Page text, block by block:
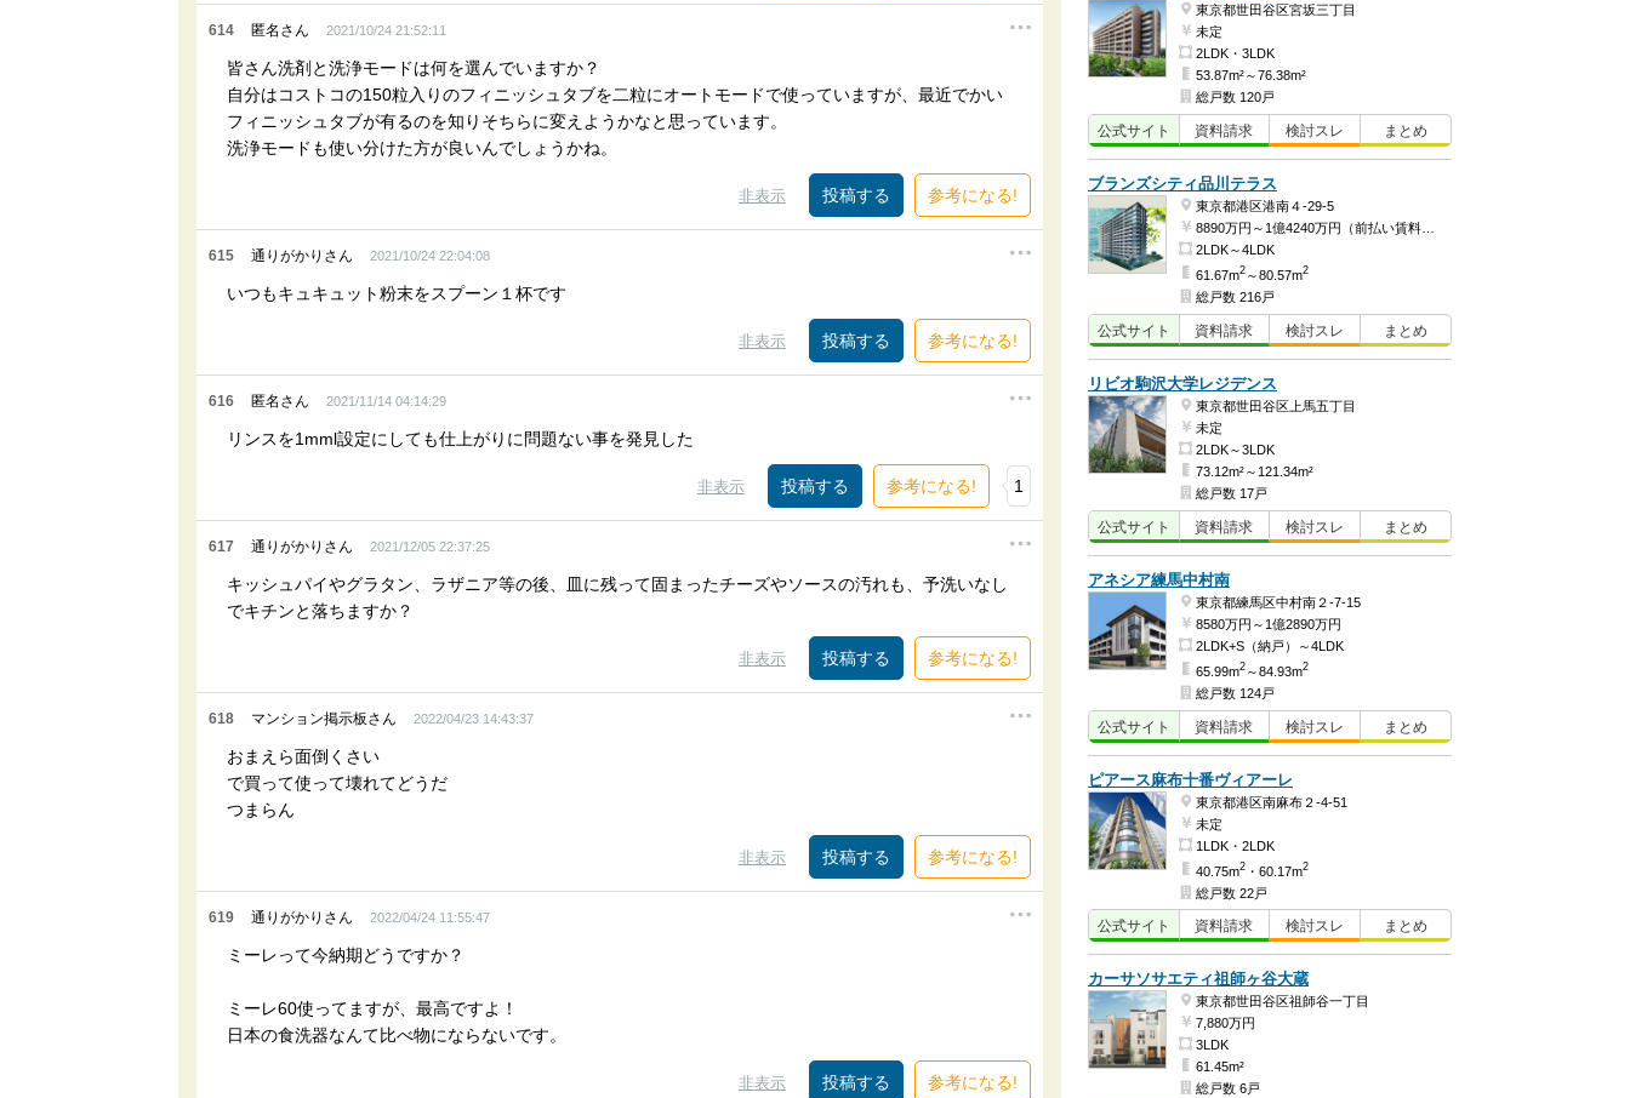
614 匿名さん 2021/10/24 21:52:11
皆さん洗剤と洗浄モードは何を選んでいますか？
自分はコストコの150粒入りのフィニッシュタブを二粒にオートモードで使っていますが、最近でかい
フィニッシュタブが有るのを知りそちらに変えようかなと思っています。
洗浄モードも使い分けた方が良いんでしょうかね。
非表示 参考になる!
615 通りがかりさん 2021/10/24 22:04:08
いつもキュキュット粉末をスプーン１杯です
非表示 参考になる!
616 匿名さん 2021/11/14 04:14:29
リンスを1mml設定にしても仕上がりに問題ない事を発見した
非表示 参考になる! 1
617 通りがかりさん 2021/12/05 22:37:25
キッシュパイやグラタン、ラザニア等の後、皿に残って固まったチーズやソースの汚れも、予洗いなし
でキチンと落ちますか？
非表示 参考になる!
618 マンション掲示板さん 2022/04/23 14:43:37
おまえら面倒くさい
で買って使って壊れてどうだ
つまらん
非表示 参考になる!
619 通りがかりさん 2022/04/24 11:55:47
ミーレって今納期どうですか？
ミーレ60使ってますが、最高ですよ！
日本の食洗器なんて比べ物にならないです。
非表示 参考になる!
東京都世田谷区宮坂三丁目
未定
2LDK・3LDK
53.87m²～76.38m²
総戸数 120戸
公式サイト 資料請求 検討スレ まとめ
ブランズシティ品川テラス
東京都港区港南４-29-5
8890万円～1億4240万円（前払い賃料3868万2404円、建物価格5021万7596円～前払い賃料4783万1700円、建物価格9456万8300円）
2LDK～4LDK
61.67m2 ～80.57m2
総戸数 216戸
公式サイト 資料請求 検討スレ まとめ
リビオ駒沢大学レジデンス
東京都世田谷区上馬五丁目
未定
2LDK～3LDK
73.12m²～121.34m²
総戸数 17戸
公式サイト 資料請求 検討スレ まとめ
アネシア練馬中村南
東京都練馬区中村南２-7-15
8580万円～1億2890万円
2LDK+S（納戸）～4LDK
65.99m2 ～84.93m2
総戸数 124戸
公式サイト 資料請求 検討スレ まとめ
ピアース麻布十番ヴィアーレ
東京都港区南麻布２-4-51
未定
1LDK・2LDK
40.75m2 ・60.17m2
総戸数 22戸
公式サイト 資料請求 検討スレ まとめ
カーサソサエティ祖師ヶ谷大蔵
東京都世田谷区祖師谷一丁目
7,880万円
3LDK
61.45m²
総戸数 6戸